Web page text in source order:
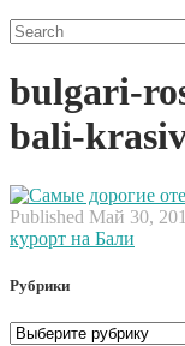
Search
for:
bulgari-
bali-
Published Май 30,
курорт на Бали
Рубрики
Рубрики